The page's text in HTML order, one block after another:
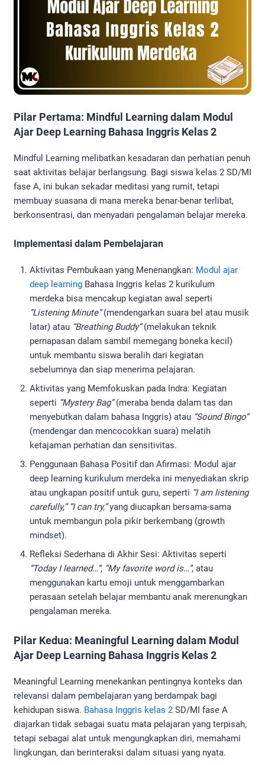
Pilar Pertama: Mindful Learning dalam Modul
Ajar Deep Learning Bahasa Inggris Kelas 2
Mindful Learning melibatkan kesadaran dan perhatian penuh
saat aktivitas belajar berlangsung. Bagi siswa kelas 2 SD/MI
fase A, ini bukan sekadar meditasi yang rumit, tetapi
membuay suasana di mana mereka benar-benar terlibat,
berkonsentrasi, dan menyadari pengalaman belajar mereka.
Implementasi dalam Pembelajaran
Aktivitas Pembukaan yang Menenangkan: Modul ajar
deep learning Bahasa Inggris kelas 2 kurikulum
merdeka bisa mencakup kegiatan awal seperti
“Listening Minute”(mendengarkan suara bel atau musik
latar) atau “Breathing Buddy”(melakukan teknik
pernapasan dalam sambil memegang boneka kecil)
untuk membantu siswa beralih dari kegiatan
sebelumnya dan siap menerima pelajaran.
Aktivitas yang Memfokuskan pada Indra: Kegiatan
seperti “Mystery Bag”(meraba benda dalam tas dan
menyebutkan dalam bahasa Inggris) atau “Sound Bingo”
(mendengar dan mencocokkan suara) melatih
ketajaman perhatian dan sensitivitas.
Penggunaan Bahasa Positif dan Afirmasi: Modul ajar
deep learning kurikulum merdeka ini menyediakan skrip
atau ungkapan positif untuk guru, seperti “I am listening
carefully,” “I can try,”yang diucapkan bersama-sama
untuk membangun pola pikir berkembang (growth
mindset).
Refleksi Sederhana di Akhir Sesi: Aktivitas seperti
“Today I learned…”, “My favorite word is…”, atau
menggunakan kartu emoji untuk menggambarkan
perasaan setelah belajar membantu anak merenungkan
pengalaman mereka.
Pilar Kedua: Meaningful Learning dalam Modul
Ajar Deep Learning Bahasa Inggris Kelas 2
Meaningful Learning menekankan pentingnya konteks dan
relevansi dalam pembelajaran yang berdampak bagi
kehidupan siswa. Bahasa Inggris kelas 2 SD/MI fase A
diajarkan tidak sebagai suatu mata pelajaran yang terpisah,
tetapi sebagai alat untuk mengungkapkan diri, memahami
lingkungan, dan berinteraksi dalam situasi yang nyata.